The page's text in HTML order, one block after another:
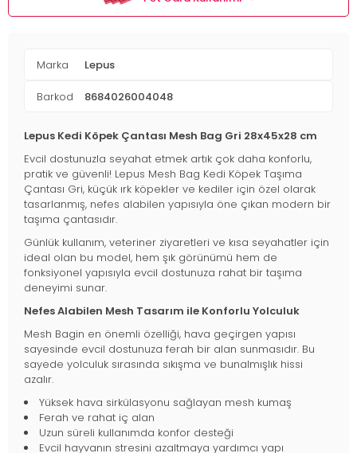
Marka Lepus
Barkod 8684026004048
Lepus Kedi Köpek Çantası Mesh Bag Gri 28x45x28 cm
Evcil dostunuzla seyahat etmek artık çok daha konforlu,
pratik ve güvenli! Lepus Mesh Bag Kedi Köpek Taşıma
Çantası Gri, küçük ırk köpekler ve kediler için özel olarak
tasarlanmış, nefes alabilen yapısıyla öne çıkan modern bir
taşıma çantasıdır.
Günlük kullanım, veteriner ziyaretleri ve kısa seyahatler için
ideal olan bu model, hem şık görünümü hem de
fonksiyonel yapısıyla evcil dostunuza rahat bir taşıma
deneyimi sunar.
Nefes Alabilen Mesh Tasarım ile Konforlu Yolculuk
Mesh Bagin en önemli özelliği, hava geçirgen yapısı
sayesinde evcil dostunuza ferah bir alan sunmasıdır. Bu
sayede yolculuk sırasında sıkışma ve bunalmışlık hissi
azalır.
Yüksek hava sirkülasyonu sağlayan mesh kumaş
Ferah ve rahat iç alan
Uzun süreli kullanımda konfor desteği
Evcil hayvanın stresini azaltmaya yardımcı yapı